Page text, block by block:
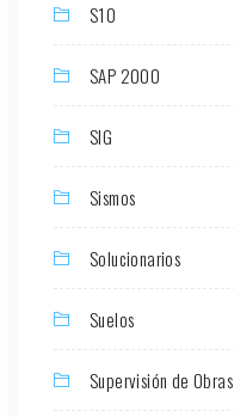
S10
SAP 2000
SIG
Sismos
Solucionarios
Suelos
Supervisión de Obras